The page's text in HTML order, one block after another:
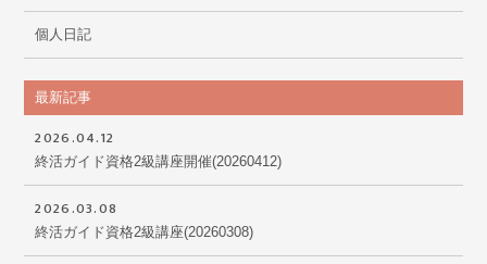
個人日記
最新記事
2026.04.12
終活ガイド資格2級講座開催(20260412)
2026.03.08
終活ガイド資格2級講座(20260308)